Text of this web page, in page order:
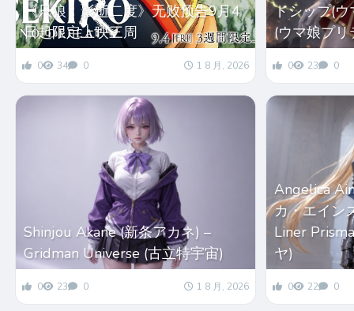
《只狼：影逝二度》无败预告9月4
日起限定上映三周
0 34 0 1 8 月, 2026
ドシップ(
(ウマ娘プ
0 23 0
Shinjou Akane (新条アカネ) –
Gridman Universe (古立特宇宙)
0 23 0 1 8 月, 2026
Angelica
カ・エイン
Liner
ヤ)
0 22 0